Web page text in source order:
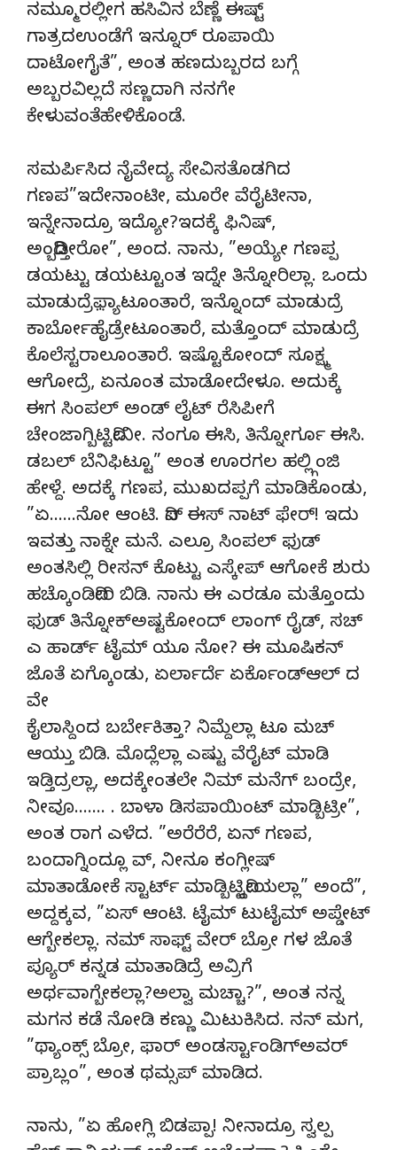
ನಮ್ಮೂರಲ್ಲೀಗ ಹಸಿವಿನ ಬೆಣ್ಣೆ ಈಷ್ಟ್
ಗಾತ್ರದಉಂಡೆಗೆ ಇನ್ನೂರ್ ರೂಪಾಯಿ
ದಾಟೋಗೈತೆ”, ಅಂತ ಹಣದುಬ್ಬರದ ಬಗ್ಗೆ
ಅಬ್ಬರವಿಲ್ಲದೆ ಸಣ್ಣದಾಗಿ ನನಗೇ
ಕೇಳುವಂತೆಹೇಳಿಕೊಂಡೆ.
ಸಮರ್ಪಿಸಿದ ನೈವೇದ್ಯ ಸೇವಿಸತೊಡಗಿದ
ಗಣಪ”ಇದೇನಾಂಟೀ, ಮೂರೇ ವೆರೈಟೀನಾ,
ಇನ್ನೇನಾದ್ರೂ ಇದ್ಯೋ?ಇದಕ್ಕೆ ಫಿನಿಷ್,
ಅಂದ್ಬಿಡ್ತೀರೋ”, ಅಂದ. ನಾನು, ”ಅಯ್ಯೇ ಗಣಪ್ಪ
ಡಯಟ್ಟು ಡಯಟ್ಟೂಂತ ಇದ್ನೇ ತಿನ್ನೋರಿಲ್ಲಾ. ಒಂದು
ಮಾಡುದ್ರೆಫ಼್ಯಾಟೂಂತಾರೆ, ಇನ್ನೊಂದ್ ಮಾಡುದ್ರೆ
ಕಾರ್ಬೋಹೈಡ್ರೇಟೂಂತಾರೆ, ಮತ್ತೊಂದ್ ಮಾಡುದ್ರೆ
ಕೊಲೆಸ್ಟರಾಲೂಂತಾರೆ. ಇಷ್ಟೊಕೋಂದ್ ಸೂಕ್ಷ್ಮ
ಆಗೋದ್ರೆ, ಏನೂಂತ ಮಾಡೋದೇಳೂ. ಅದುಕ್ಕೆ
ಈಗ ಸಿಂಪಲ್ ಅಂಡ್ ಲೈಟ್ ರೆಸಿಪೀಗೆ
ಚೇಂಜಾಗ್ಬಿಟ್ಟಿದೀನೀ. ನಂಗೂ ಈಸಿ, ತಿನ್ನೋರ್ಗೂ ಈಸಿ.
ಡಬಲ್ ಬೆನಿಫಿಟ್ಟೂ” ಅಂತ ಊರಗಲ ಹಲ್ಲ್ಗಿಂಜಿ
ಹೇಳ್ದೆ. ಅದಕ್ಕೆ ಗಣಪ, ಮುಖದಪ್ಪಗೆ ಮಾಡಿಕೊಂಡು,
”ಏ……ನೋ ಆಂಟಿ. ದಿಸ್ ಈಸ್ ನಾಟ್ ಫೇರ್! ಇದು
ಇವತ್ತು ನಾಕ್ನೇ ಮನೆ. ಎಲ್ರೂ ಸಿಂಪಲ್ ಫುಡ್
ಅಂತಸಿಲ್ಲಿ ರೀಸನ್ ಕೊಟ್ಟು ಎಸ್ಕೇಪ್ ಆಗೋಕೆ ಶುರು
ಹಚ್ಕೊಂಡಿದೀರಿ ಬಿಡಿ. ನಾನು ಈ ಎರಡೂ ಮತ್ತೊಂದು
ಫುಡ್ ತಿನ್ನೋಕ್ಅಷ್ಟಕೋಂದ್ ಲಾಂಗ್ ರೈಡ್, ಸಚ್
ಎ ಹಾರ್ಡ್ ಟೈಮ್ ಯೂ ನೋ? ಈ ಮೂಷಿಕನ್
ಜೊತೆ ಏಗ್ಕೊಂಡು, ಏರ್ಲಾರ್ದೆ ಏರ್ಕೊಂಡ್ಆಲ್ ದ
ವೇ
ಕೈಲಾಸ್ದಿಂದ ಬರ್ಬೇಕಿತ್ತಾ? ನಿಮ್ದೆಲ್ಲಾ ಟೂ ಮಚ್
ಆಯ್ತು ಬಿಡಿ. ಮೊದ್ಲೆಲ್ಲಾ ಎಷ್ಟು ವೆರೈಟ್ ಮಾಡಿ
ಇಡ್ತಿದ್ರಲ್ಲಾ, ಅದಕ್ಕೇಂತಲೇ ನಿಮ್ ಮನೆಗ್ ಬಂದ್ರೇ,
ನೀವೂ……. . ಬಾಳಾ ಡಿಸಪಾಯಿಂಟ್ ಮಾಡ್ಬಿಟ್ರೀ”,
ಅಂತ ರಾಗ ಎಳೆದ. ”ಅರೆರೆರೆ, ಏನ್ ಗಣಪ,
ಬಂದಾಗ್ನಿಂದ್ಲೂ ವ್, ನೀನೂ ಕಂಗ್ಲೀಷ್
ಮಾತಾಡೋಕೆ ಸ್ಟಾರ್ಟ್ ಮಾಡ್ಬಿಟ್ಟಿದ್ದೀಯಲ್ಲಾ” ಅಂದೆ”,
ಅದ್ದಕ್ಕವ, ”ಏಸ್ ಆಂಟಿ. ಟೈಮ್ ಟುಟೈಮ್ ಅಪ್ಡೇಟ್
ಆಗ್ಬೇಕಲ್ಲಾ. ನಮ್ ಸಾಫ್ಟ್ ವೇರ್ ಬ್ರೋ ಗಳ ಜೊತೆ
ಪ್ಯೂರ್ ಕನ್ನಡ ಮಾತಾಡಿದ್ರೆ ಅವ್ರಿಗೆ
ಅರ್ಥವಾಗ್ಬೇಕಲ್ಲಾ?ಅಲ್ವಾ ಮಚ್ಚಾ?”, ಅಂತ ನನ್ನ
ಮಗನ ಕಡೆ ನೋಡಿ ಕಣ್ಣು ಮಿಟುಕಿಸಿದ. ನನ್ ಮಗ,
”ಥ್ಯಾಂಕ್ಸ್ ಬ್ರೋ, ಫಾರ್ ಅಂಡರ್ಸ್ಟಾಂಡಿಗ್ಅವರ್
ಪ್ರಾಬ್ಲಂ”, ಅಂತ ಥಮ್ಸಪ್ ಮಾಡಿದ.
ನಾನು, ”ಏ ಹೋಗ್ಲಿ ಬಿಡಪ್ಪಾ! ನೀನಾದ್ರೂ ಸ್ವಲ್ಪ